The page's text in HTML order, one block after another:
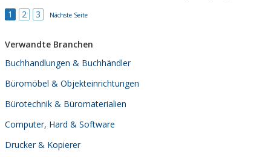
Präsentationsordner, Klemmbretter, Präsentationsmapppen und
1 2 3 Nächste Seite
Verwandte Branchen
Buchhandlungen & Buchhändler
Büromöbel & Objekteinrichtungen
Bürotechnik & Büromaterialien
Computer, Hard & Software
Drucker & Kopierer